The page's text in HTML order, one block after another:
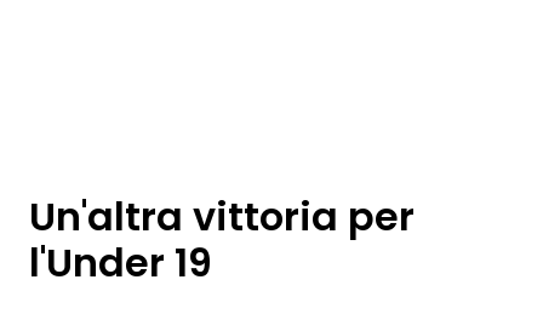
Un'altra vittoria per
l'Under 19